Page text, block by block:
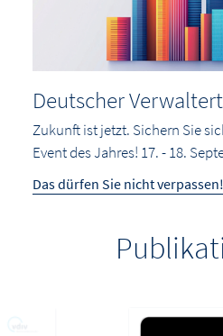
Deutscher
Zukunft ist jetzt. Sichern Sie
Event des Jahres! 17. - 18.
Das dürfen Sie nicht verpassen!